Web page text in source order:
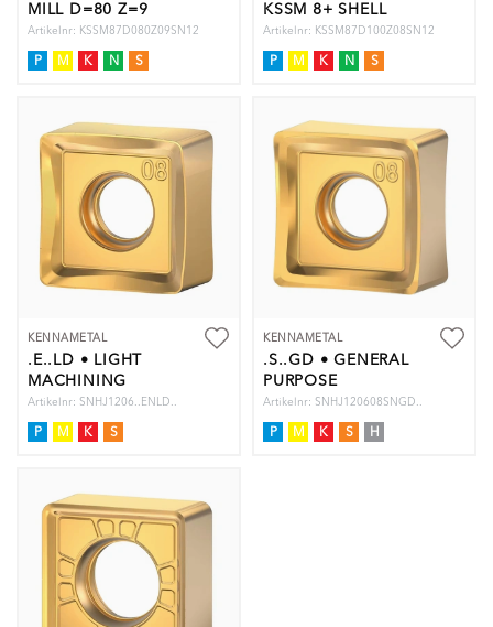
MILL D=80 Z=9
Artikelnr: KSSM87D080Z09SN12
P M K N S
KSSM 8+ SHELL
MILL
Artikelnr: KSSM87D100Z08SN12
P M K N S
KENNAMETAL
.E..LD • LIGHT
MACHINING
Artikelnr: SNHJ1206..ENLD..
P M K S
KENNAMETAL
.S..GD • GENERAL
PURPOSE
Artikelnr: SNHJ120608SNGD..
P M K S H